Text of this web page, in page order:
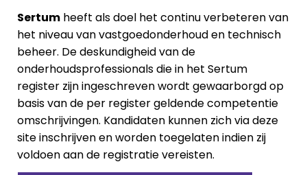
Sertum heeft als doel het continu verbeteren van
het niveau van vastgoedonderhoud en technisch
beheer. De deskundigheid van de
onderhoudsprofessionals die in het Sertum
register zijn ingeschreven wordt gewaarborgd op
basis van de per register geldende competentie
omschrijvingen. Kandidaten kunnen zich via deze
site inschrijven en worden toegelaten indien zij
voldoen aan de registratie vereisten.